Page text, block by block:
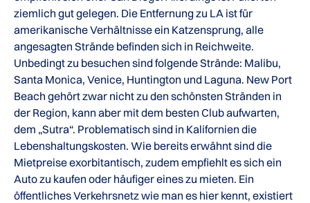
ziemlich gut gelegen. Die Entfernung zu LA ist für
amerikanische Verhältnisse ein Katzensprung, alle
angesagten Strände befinden sich in Reichweite.
Unbedingt zu besuchen sind folgende Strände: Malibu,
Santa Monica, Venice, Huntington und Laguna. New Port
Beach gehört zwar nicht zu den schönsten Stränden in
der Region, kann aber mit dem besten Club aufwarten,
dem „Sutra“. Problematisch sind in Kalifornien die
Lebenshaltungskosten. Wie bereits erwähnt sind die
Mietpreise exorbitantisch, zudem empfiehlt es sich ein
Auto zu kaufen oder häufiger eines zu mieten. Ein
öffentliches Verkehrsnetz wie man es hier kennt, existiert